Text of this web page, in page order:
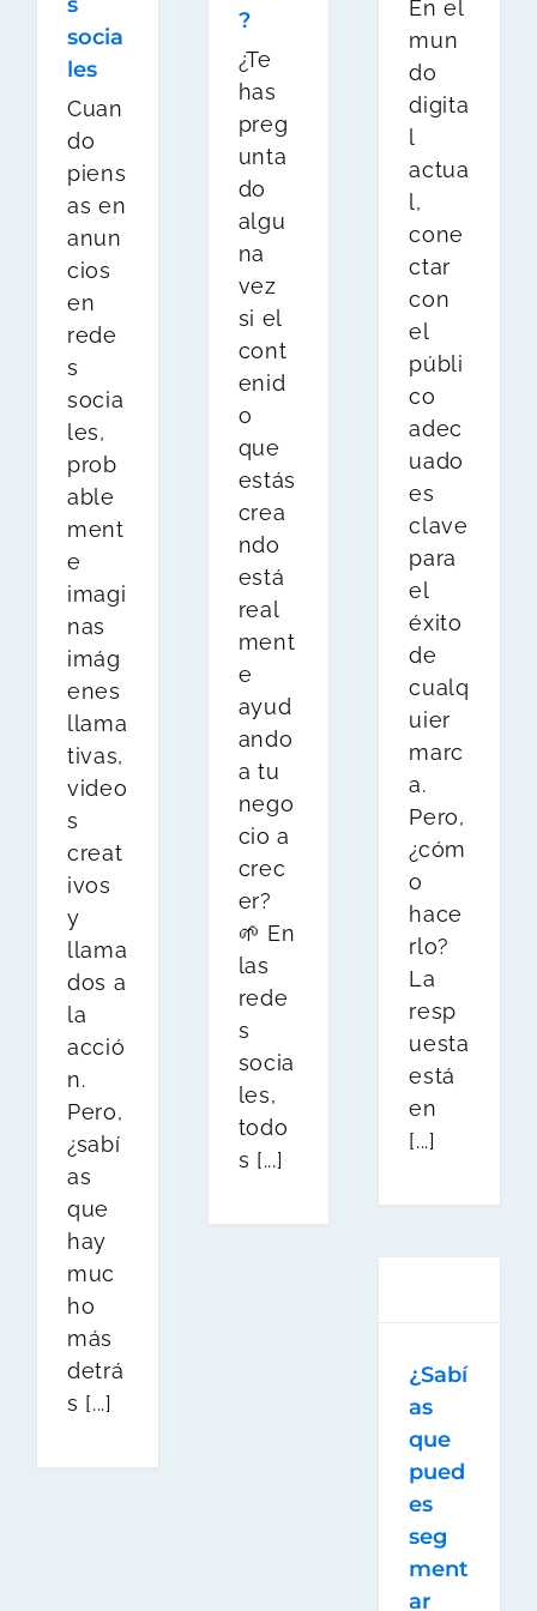
socia
les
Cuan
do
piens
as en
anun
cios
en
rede
s
socia
les,
prob
able
ment
e
imagi
nas
imág
enes
llama
tivas,
video
s
creat
ivos
y
llama
dos a
la
acció
n.
Pero,
¿sabí
as
que
hay
muc
ho
más
detrá
s [...]
?
¿Te
has
preg
unta
do
algu
na
vez
si el
cont
enid
o
que
estás
crea
ndo
está
real
ment
e
ayud
ando
a tu
nego
cio a
crec
er?
🌱 En
las
rede
s
socia
les,
todo
s [...]
En el
mun
do
digita
l
actua
l,
cone
ctar
con
el
públi
co
adec
uado
es
clave
para
el
éxito
de
cualq
uier
marc
a.
Pero,
¿cóm
o
hace
rlo?
La
resp
uesta
está
en
[...]
¿Sabí
as
que
pued
es
seg
ment
ar